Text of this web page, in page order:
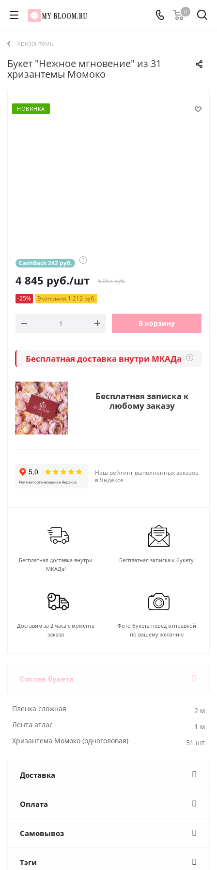
0
Хризантемы
Букет "Нежное мгновение" из 31
хризантемы Момоко
НОВИНКА
CashBack 242 руб. ?
4 845 руб./шт 6 057 руб.
-25% Экономия 1 212 руб.
В корзину
Бесплатная доставка внутри МКАДа ?
Бесплатная записка к
любому заказу
Наш рейтинг выполненных заказов
в Яндексе
Бесплатная доставка внутри
МКАДа!
Бесплатная записка к букету
Доставим за 2 часа с момента
заказа
Фото букета перед отправкой
по вашему желанию
Состав букета
Пленка сложная
2 м
Лента атлас
1 м
Хризантема Момоко (одноголовая)
31 шт
Доставка
Оплата
Самовывоз
Тэги